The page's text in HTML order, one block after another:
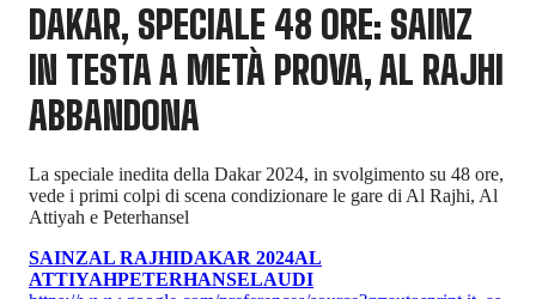
DAKAR, SPECIALE 48 ORE: SAINZ
IN TESTA A METÀ PROVA, AL RAJHI
ABBANDONA
La speciale inedita della Dakar 2024, in svolgimento su 48 ore,
vede i primi colpi di scena condizionare le gare di Al Rajhi, Al
Attiyah e Peterhansel
SAINZAL RAJHIDAKAR 2024AL
ATTIYAHPETERHANSELAUDI